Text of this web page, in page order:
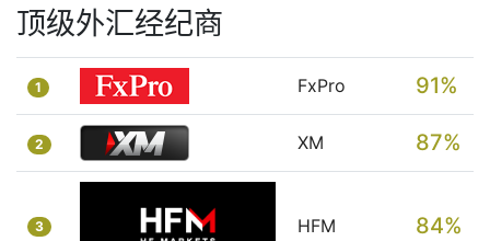
顶级外汇经纪商
1 FxPro 91%
2 XM 87%
3 HFM 84%